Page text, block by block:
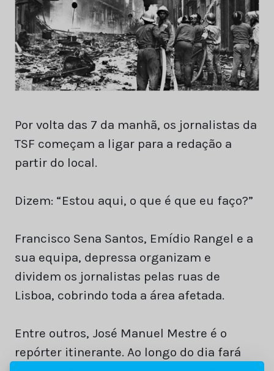
Por volta das 7 da manhã, os jornalistas da
TSF começam a ligar para a redação a
partir do local.
Dizem: “Estou aqui, o que é que eu faço?”
Francisco Sena Santos, Emídio Rangel e a
sua equipa, depressa organizam e
dividem os jornalistas pelas ruas de
Lisboa, cobrindo toda a área afetada.
Entre outros, José Manuel Mestre é o
repórter itinerante. Ao longo do dia fará